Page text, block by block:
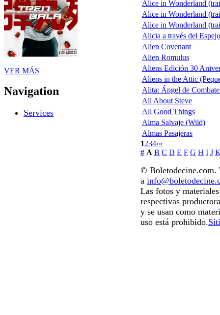
VER MÁS
Navigation
Services
Alice in Wonderland
Alice in Wonderland
Alice in Wonderland
Alicia a través del
Alien Covenant
Alien Romulus
Aliens Edición 30
Aliens in the Attic
Alita: Ángel de
All About Steve
All Good Things
Alma Salvaje (Wild)
Almas Pasajeras
1234›»
# A B C D E F G H I J
© Boletodecine.com.
a
Las fotos y
respectivas
y se usan como
uso está prohibido.